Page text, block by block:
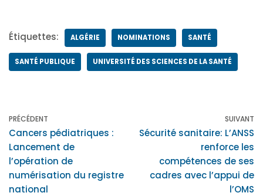
Étiquettes: ALGÉRIE NOMINATIONS SANTÉ
SANTÉ PUBLIQUE UNIVERSITÉ DES SCIENCES DE LA SANTÉ
PRÉCÉDENT
Cancers pédiatriques :
Lancement de
l’opération de
numérisation du registre
national
SUIVANT
Sécurité sanitaire: L’ANSS
renforce les
compétences de ses
cadres avec l’appui de
l’OMS